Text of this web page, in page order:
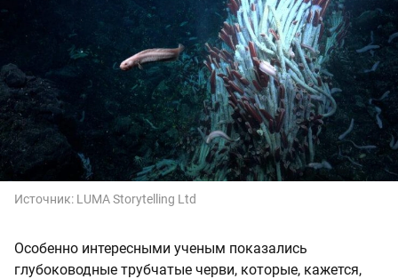
Источник: LUMA Storytelling Ltd
Особенно интересными ученым показались
глубоководные трубчатые черви, которые, кажется,